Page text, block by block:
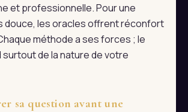
et professionnelle. Pour une
douce, les oracles offrent réconfort
méthode a ses forces ; le
surtout de la nature de votre
sa question avant une